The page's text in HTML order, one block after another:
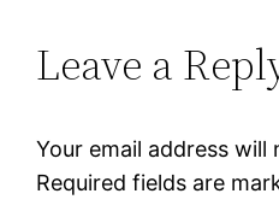
Leave a
Your email address will
Required fields are